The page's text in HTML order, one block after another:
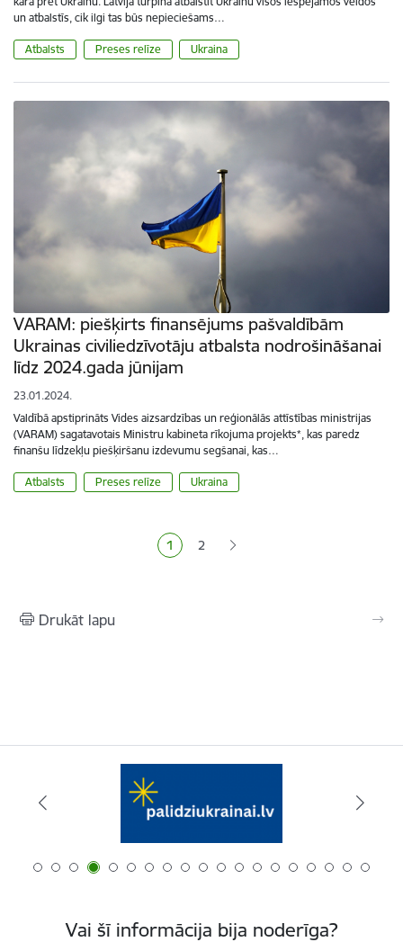
un atbalstīs, cik ilgi tas būs nepieciešams…
Atbalsts Preses relīze Ukraina
VARAM: piešķirts finansējums pašvaldībām
Ukrainas civiliedzīvotāju atbalsta nodrošināšanai
līdz 2024.gada jūnijam
23.01.2024.
Valdībā apstiprināts Vides aizsardzības un reģionālās attīstības ministrijas
(VARAM) sagatavotais Ministru kabineta rīkojuma projekts*, kas paredz
finanšu līdzekļu piešķiršanu izdevumu segšanai, kas…
Atbalsts Preses relīze Ukraina
Pašreizējā lapa
1 Lapa
2
Drukāt lapu
Vai šī informācija bija noderīga?